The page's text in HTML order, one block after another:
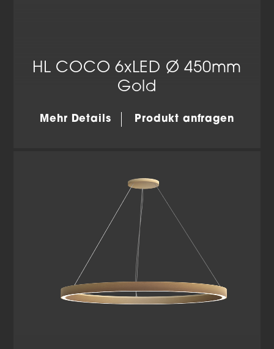
HL COCO 6xLED Ø 450mm
Gold
Mehr Details Produkt anfragen